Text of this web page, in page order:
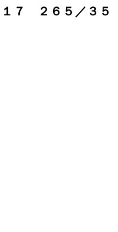
１７ ２６５／３５